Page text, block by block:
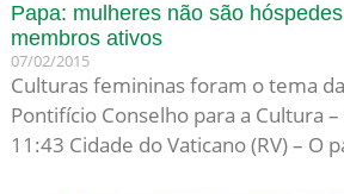
Papa: mulheres não são
membros ativos
07/02/2015
Culturas femininas foram o tema
Pontifício Conselho para a Cultura
11:43 Cidade do Vaticano (RV) – O